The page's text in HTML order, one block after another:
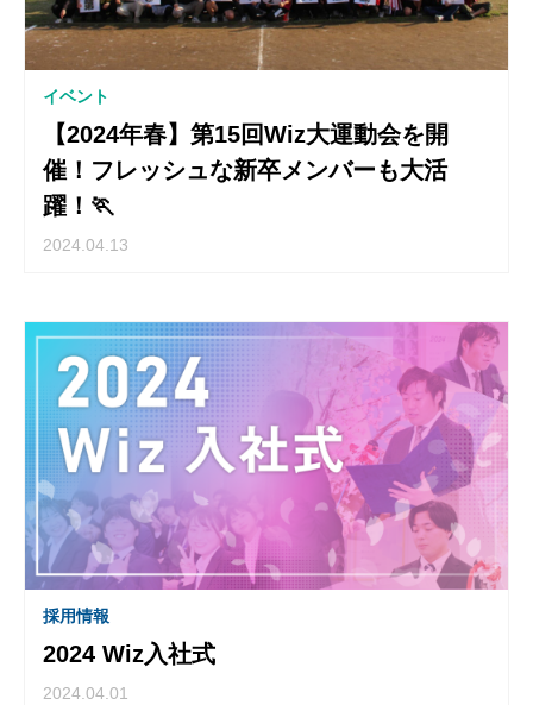
イベント
【2024年春】第15回Wiz大運動会を開
催！フレッシュな新卒メンバーも大活
躍！🏃
2024.04.13
採用情報
2024 Wiz入社式
2024.04.01